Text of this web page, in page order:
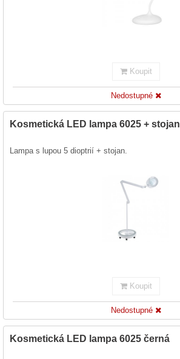
Koupit
Nedostupné
Kosmetická LED lampa 6025 + stojan
Lampa s lupou 5 dioptrií + stojan.
Koupit
Nedostupné
Kosmetická LED lampa 6025 černá